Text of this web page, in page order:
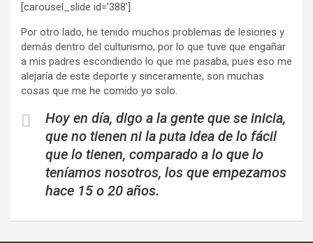
[carousel_slide id=’388′]
Por otro lado, he tenido muchos problemas de lesiones y
demás dentro del culturismo, por lo que tuve que engañar
a mis padres escondiendo lo que me pasaba, pues eso me
alejaría de este deporte y sinceramente, son muchas
cosas que me he comido yo solo.
Hoy en día, digo a la gente que se inicia,
que no tienen ni la puta idea de lo fácil
que lo tienen, comparado a lo que lo
teníamos nosotros, los que empezamos
hace 15 o 20 años.